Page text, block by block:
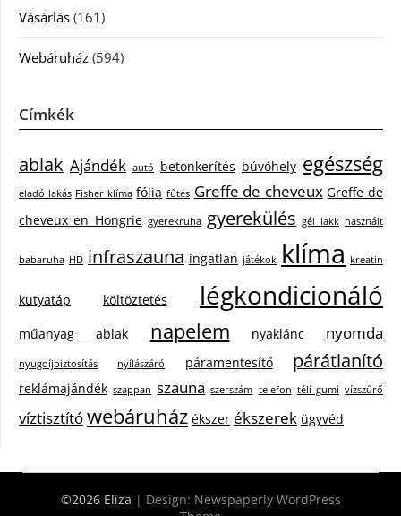
Vásárlás (161)
Webáruház (594)
Címkék
ablak Ajándék autó betonkerítés búvóhely egészség
eladó lakás Fisher klíma fólia fűtés Greffe de cheveux Greffe de
cheveux en Hongrie gyerekruha gyerekülés gél lakk használt
babaruha HD infraszauna ingatlan játékok klíma kreatin
kutyatáp költöztetés légkondicionáló
műanyag ablak napelem nyaklánc nyomda
nyugdíjbiztosítás nyílászáró páramentesítő párátlanító
reklámajándék szappan szauna szerszám telefon téli gumi vízszűrő
víztisztítówebáruház ékszer ékszerek ügyvéd
©2026 Eliza | Design: Newspaperly WordPress